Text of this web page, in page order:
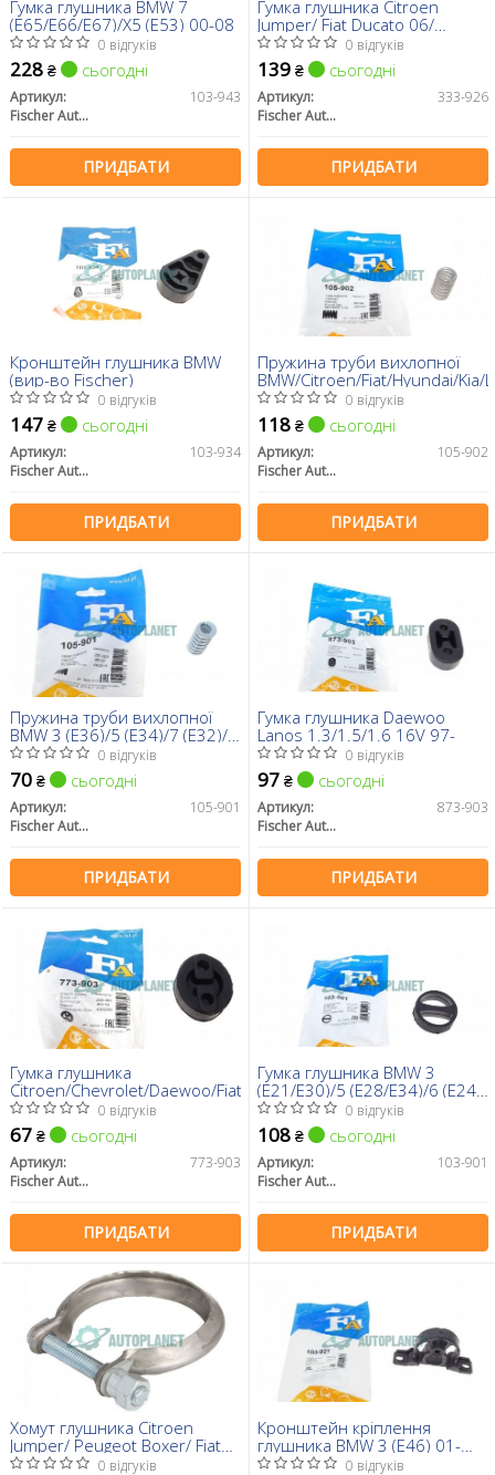
Гумка глушника BMW 7
(E65/E66/E67)/X5 (E53) 00-08
0 відгуків
228 ₴ сьогодні
Артикул:
103-943
Fischer Automotive One (FA1)
ПРИДБАТИ
Гумка глушника Citroen
Jumper/ Fiat Ducato 06/
Peugeot Boxer 06-
0 відгуків
139 ₴ сьогодні
Артикул:
333-926
Fischer Automotive One (FA1)
ПРИДБАТИ
Кронштейн глушника BMW
(вир-во Fischer)
0 відгуків
147 ₴ сьогодні
Артикул:
103-934
Fischer Automotive One (FA1)
ПРИДБАТИ
Пружина труби вихлопної
BMW/Citroen/Fiat/Hyundai/
0 відгуків
118 ₴ сьогодні
Артикул:
105-902
Fischer Automotive One (FA1)
ПРИДБАТИ
Пружина труби вихлопної
BMW 3 (E36)/5 (E34)/7 (E32)/8
(E31) -98
0 відгуків
70 ₴ сьогодні
Артикул:
105-901
Fischer Automotive One (FA1)
ПРИДБАТИ
Гумка глушника Daewoo
Lanos 1.3/1.5/1.6 16V 97-
0 відгуків
97 ₴ сьогодні
Артикул:
873-903
Fischer Automotive One (FA1)
ПРИДБАТИ
Гумка глушника
Citroen/Chevrolet/Daewoo/Fiat/Hyundai/Kia/Mazda/Mitsubishi/
0 відгуків
67 ₴ сьогодні
Артикул:
773-903
Fischer Automotive One (FA1)
ПРИДБАТИ
Гумка глушника BMW 3
(E21/E30)/5 (E28/E34)/6 (E24)
-89
0 відгуків
108 ₴ сьогодні
Артикул:
103-901
Fischer Automotive One (FA1)
ПРИДБАТИ
Хомут глушника Citroen
Jumper/ Peugeot Boxer/ Fiat
Ducato 06-/ Renault Trafic 01-
0 відгуків
Кронштейн кріплення
глушника BMW 3 (E46) 01-
(гумометалевий)
0 відгуків